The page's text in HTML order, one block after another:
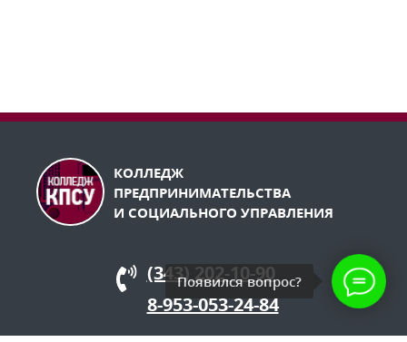
КОЛЛЕДЖ
ПРЕДПРИНИМАТЕЛЬСТВА
И СОЦИАЛЬНОГО УПРАВЛЕНИЯ
(343) 202-10-90
8-953-053-24-84
Появился вопрос?